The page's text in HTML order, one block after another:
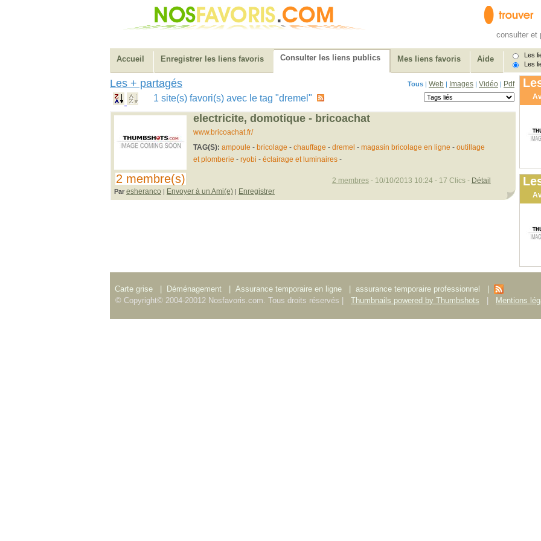
consulter et
Accueil Enregistrer les liens favoris Consulter les liens publics Mes liens favoris Aide
Les
Les
Les + partagés Tous | Web | Images | Vidéo | Pdf
1 site(s) favori(s) avec le tag "dremel"
2 membre(s)
electricite, domotique - bricoachat
www.bricoachat.fr/
TAG(S): ampoule - bricolage - chauffage - dremel - magasin bricolage en ligne - outillage
et plomberie - ryobi - éclairage et luminaires-
Par esheranco | Envoyer à un Ami(e) | Enregistrer
2 membres- 10/10/2013 10:24 - 17 Clics - Détail
Carte grise Déménagement Assurance temporaire en ligne assurance temporaire professionnel
© Copyright© 2004-20012 Nosfavoris.com. Tous droits réservés |
Thumbnails powered by Thumbshots Mentions